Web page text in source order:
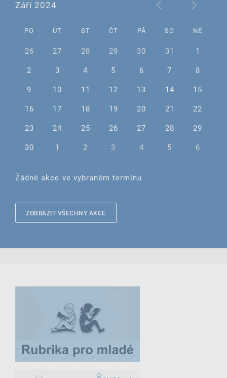
Září 2024
PO ÚT ST ČT PÁ SO NE
26 27 28 29 30 31
1
2
3 4 5 6 7
8
9
10 11 12 13 14
15
16
17 18 19 20 21
22
23
24 25 26 27 28
29
30
1 2 3 4 5 6
Žádné akce ve vybraném termínu
ZOBRAZIT VŠECHNY AKCE